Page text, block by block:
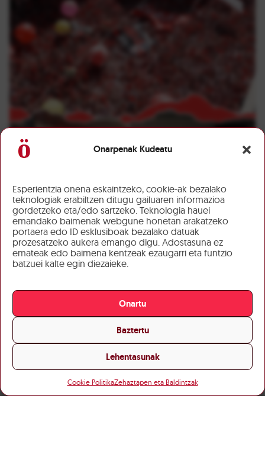
Onarpenak Kudeatu
Esperientzia onena eskaintzeko, cookie-ak bezalako
teknologiak erabiltzen ditugu gailuaren informazioa
gordetzeko eta/edo sartzeko. Teknologia hauei
emandako baimenak webgune honetan arakatzeko
portaera edo ID esklusiboak bezalako datuak
prozesatzeko aukera emango digu. Adostasuna ez
emateak edo baimena kentzeak ezaugarri eta funtzio
batzuei kalte egin diezaieke.
Onartu
Baztertu
Lehentasunak
Cookie PolitikaZehaztapen eta Baldintzak